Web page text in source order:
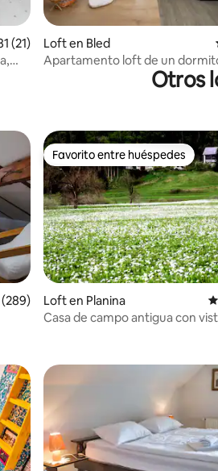
promedio: 4,81 de 5. 21
(21)
Loft en Bled
Apartamento loft de un
Otros
promedio: 4,82 de 5. 289
Favorito entre huéspedes
Favorito entre huéspedes
Loft en Planina
Casa de campo antigua con